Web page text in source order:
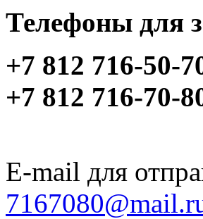
Телефоны для
+7 812 716-50-
+7 812 716-70-
E-mail для